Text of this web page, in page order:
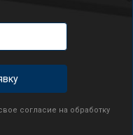
согласие на обработку